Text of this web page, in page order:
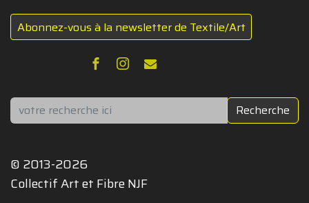
Abonnez-vous à la newsletter de Textile/Art
Rechercher Recherche
© 2013-2026
Collectif Art et Fibre NJF